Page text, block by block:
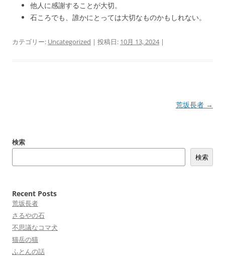
他人に感謝することが大切。
石ころでも、誰かにとっては大切なものかもしれない。
カテゴリー: Uncategorized | 投稿日: 10月 13, 2024|
ビ
シ
ョ
ン
荒坂長者 →
検索
検索
Recent Posts
荒坂長者
さるやの石
不思議なコマ犬
猫岳の猫
ふとんの話